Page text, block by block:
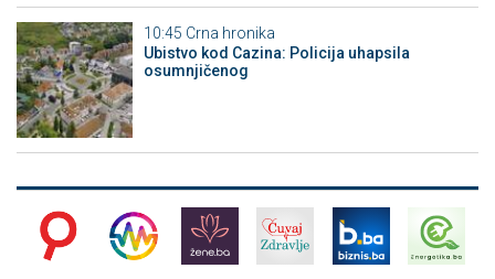
10:45 Crna hronika
Ubistvo kod Cazina: Policija uhapsila
osumnjičenog